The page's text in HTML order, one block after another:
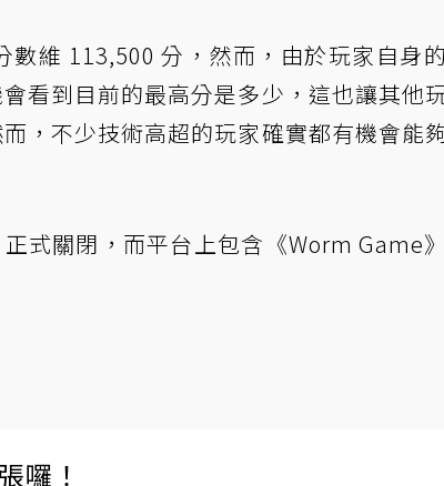
維 113,500 分，然而，由於玩家自身
看到目前的最高分是多少，這也讓其他
，不少技術高超的玩家確實都有機會能
式關閉，而平台上包含《Worm Game
囉！